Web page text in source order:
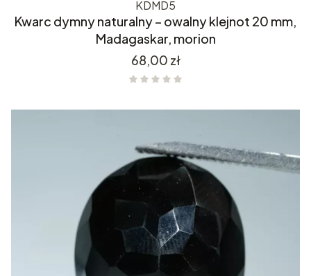
KDMD5
Kwarc dymny naturalny – owalny klejnot 20 mm,
Madagaskar, morion
Cena
68,00 zł